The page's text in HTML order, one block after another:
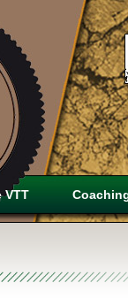
VTT